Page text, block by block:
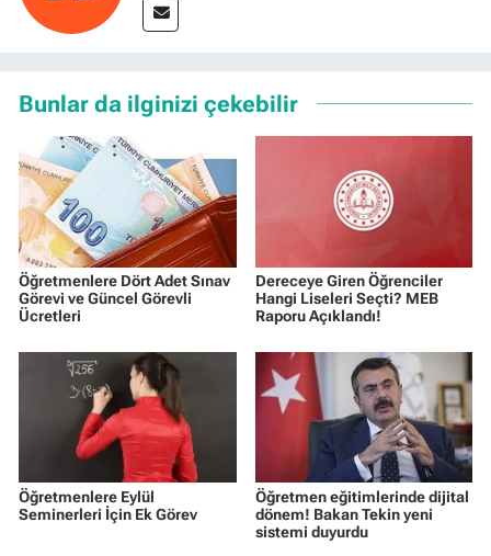
Bunlar da ilginizi çekebilir
Öğretmenlere Dört Adet Sınav
Görevi ve Güncel Görevli
Ücretleri
Dereceye Giren Öğrenciler
Hangi Liseleri Seçti? MEB
Raporu Açıklandı!
Öğretmenlere Eylül
Seminerleri İçin Ek Görev
Öğretmen eğitimlerinde dijital
dönem! Bakan Tekin yeni
sistemi duyurdu